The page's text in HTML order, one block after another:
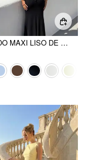
VESTIDO MAXI LISO DE ESCOTE REDONDO CON LAZO SIN ESPALDA